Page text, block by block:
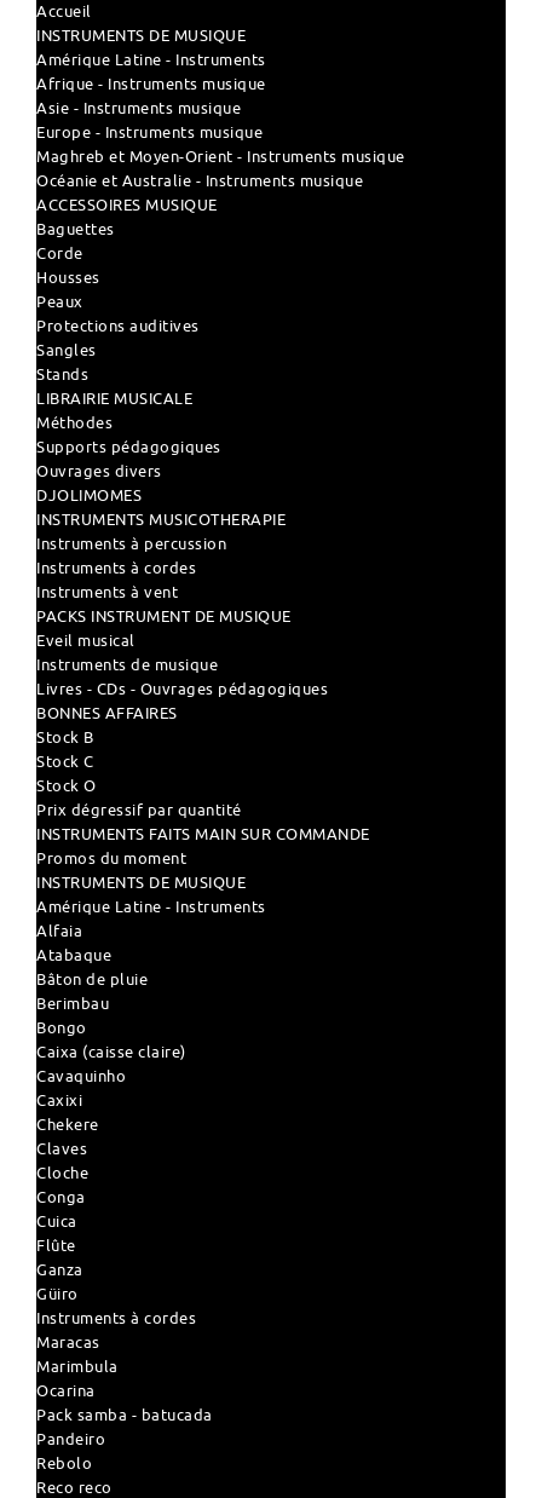
Accueil
INSTRUMENTS DE MUSIQUE
Amérique Latine - Instruments
Afrique - Instruments musique
Asie - Instruments musique
Europe - Instruments musique
Maghreb et Moyen-Orient - Instruments musique
Océanie et Australie - Instruments musique
ACCESSOIRES MUSIQUE
Baguettes
Corde
Housses
Peaux
Protections auditives
Sangles
Stands
LIBRAIRIE MUSICALE
Méthodes
Supports pédagogiques
Ouvrages divers
DJOLIMOMES
INSTRUMENTS MUSICOTHERAPIE
Instruments à percussion
Instruments à cordes
Instruments à vent
PACKS INSTRUMENT DE MUSIQUE
Eveil musical
Instruments de musique
Livres - CDs - Ouvrages pédagogiques
BONNES AFFAIRES
Stock B
Stock C
Stock O
Prix dégressif par quantité
INSTRUMENTS FAITS MAIN SUR COMMANDE
Promos du moment
INSTRUMENTS DE MUSIQUE
Amérique Latine - Instruments
Alfaia
Atabaque
Bâton de pluie
Berimbau
Bongo
Caixa (caisse claire)
Cavaquinho
Caxixi
Chekere
Claves
Cloche
Conga
Cuica
Flûte
Ganza
Güiro
Instruments à cordes
Maracas
Marimbula
Ocarina
Pack samba - batucada
Pandeiro
Rebolo
Reco reco